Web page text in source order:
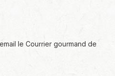
le Courrier gourmand de